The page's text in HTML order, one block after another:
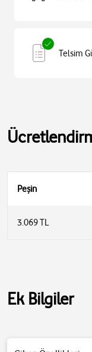
Telsim
Peşin
3.069 TL
Ek Bilgiler
Ses Kalitesi: JBL Pure
Mikrofonlar: 4